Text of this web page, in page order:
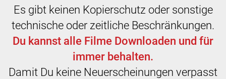
Es gibt keinen Kopierschutz oder sonstige
technische oder zeitliche Beschränkungen.
Du kannst alle Filme Downloaden und für
immer behalten.
Damit Du keine Neuerscheinungen verpasst